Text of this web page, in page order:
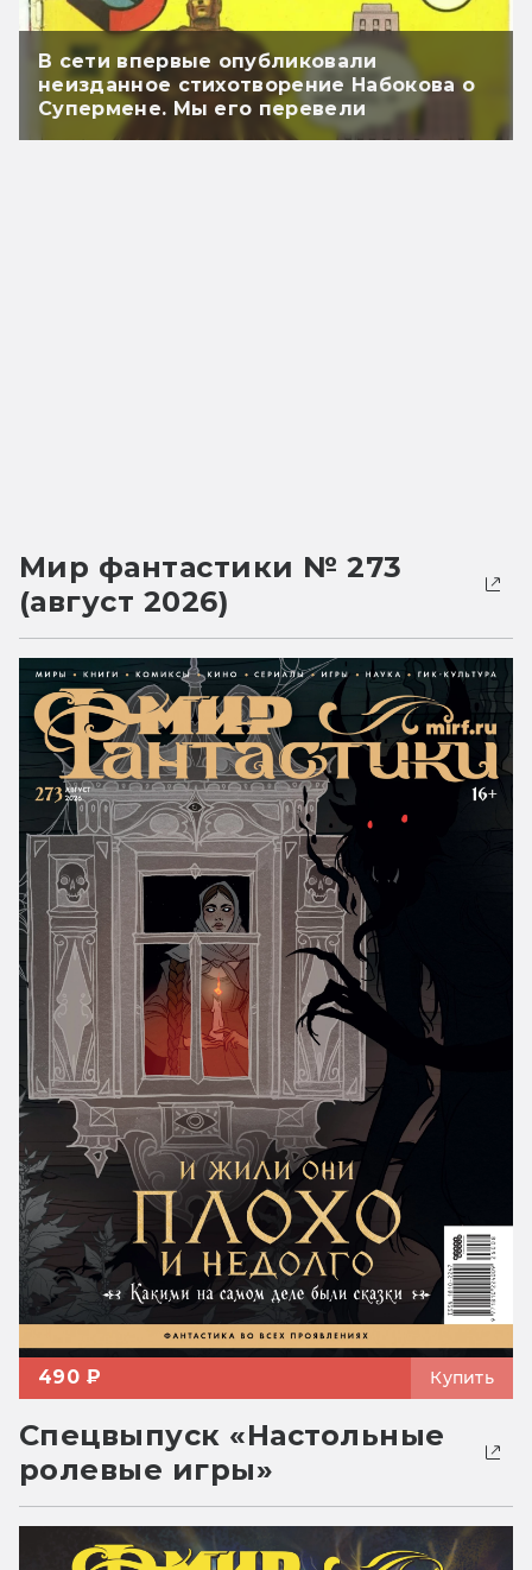
В сети впервые опубликовали
неизданное стихотворение Набокова о
Супермене. Мы его перевели
Мир фантастики № 273
(август 2026)
490 ₽ Купить
Спецвыпуск «Настольные
ролевые игры»